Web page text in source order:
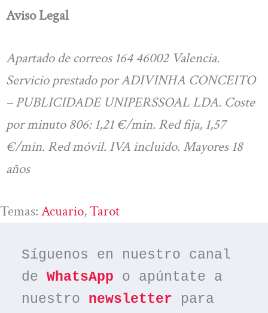
Aviso Legal
Apartado de correos 164 46002 Valencia.
Servicio prestado por ADIVINHA CONCEITO
– PUBLICIDADE UNIPERSSOAL LDA. Coste
por minuto 806: 1,21 €/min. Red fija, 1,57
€/min. Red móvil. IVA incluido. Mayores 18
años
Temas: Acuario, Tarot
Síguenos en nuestro canal
de WhatsApp o apúntate a
nuestro newsletter para